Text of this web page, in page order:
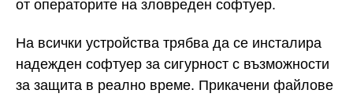
от операторите на зловреден софтуер.
На всички устройства трябва да се инсталира
надежден софтуер за сигурност с възможности
за защита в реално време. Прикачени файлове